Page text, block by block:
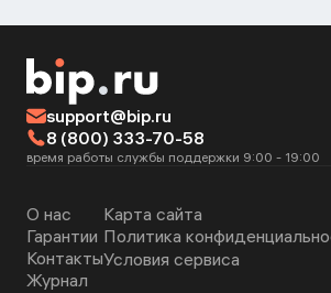
support@bip.ru
8 (800) 333-70-58
время работы службы поддержки 9:00 - 19:00
О нас
Гарантии
Контакты
Журнал
Карта сайта
Политика
Условия сервиса